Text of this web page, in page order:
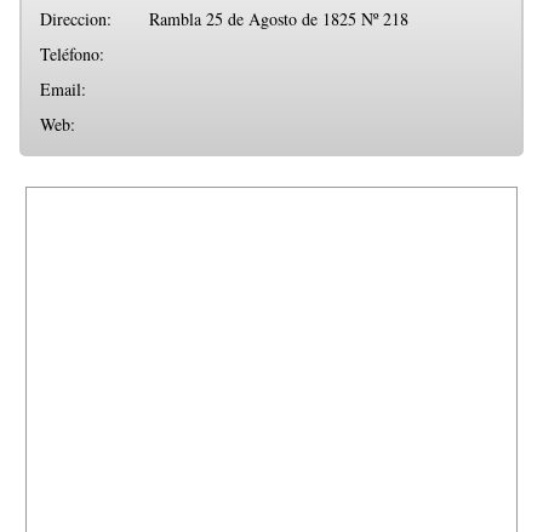
Direccion:
Rambla 25 de Agosto de 1825 Nº 218
Teléfono:
Email:
Web: